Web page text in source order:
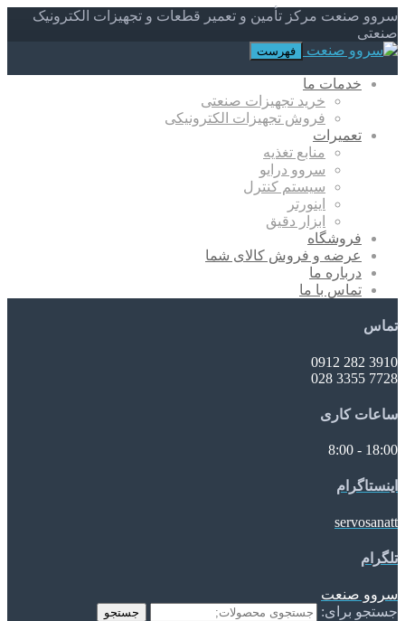
سروو صنعت مرکز تأمین و تعمیر قطعات و تجهیزات الکترونیک
صنعتی
فهرست
خدمات ما
خرید تجهیزات صنعتی
فروش تجهیزات الکترونیکی
تعمیرات
منابع تغذیه
سروو درایو
سیستم کنترل
اینورتر
ابزار دقیق
فروشگاه
عرضه و فروش کالای شما
درباره ما
تماس با ما
تماس
3910 282 0912
7728 3355 028
ساعات کاری
18:00 - 8:00
اینستاگرام
servosanatt
تلگرام
سروو صنعت
جستجو برای:
جستجو